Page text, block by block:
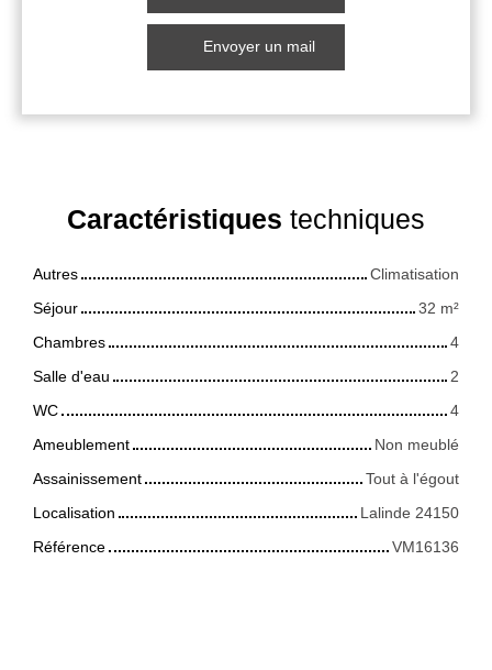
Envoyer un mail
Caractéristiques techniques
Autres
Climatisation
Séjour
32 m²
Chambres
4
Salle d'eau
2
WC
4
Ameublement
Non meublé
Assainissement
Tout à l'égout
Localisation
Lalinde 24150
Référence
VM16136